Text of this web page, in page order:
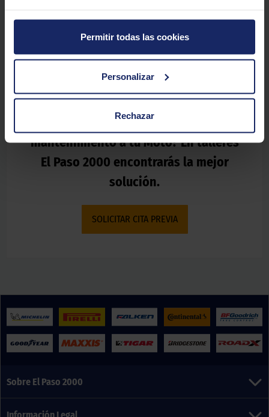
Permitir todas las cookies
Personalizar
Rechazar
de forma regular por carreteras y pistas de montaña donde el
polvo y otras partículas están más presentes.
¿Buscando donde realizar el mejor
mantenimiento a tu Moto? En talleres
El Paso 2000 encontrarás la mejor
solución.
SOLICITAR CITA PREVIA
Sobre El Paso 2000
Información Legal